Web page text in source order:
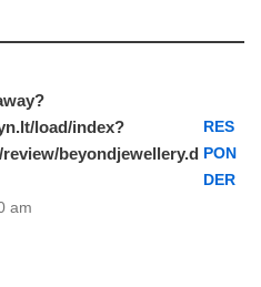
load/index?
beyondjewellery.d
am
RES
PON
DER